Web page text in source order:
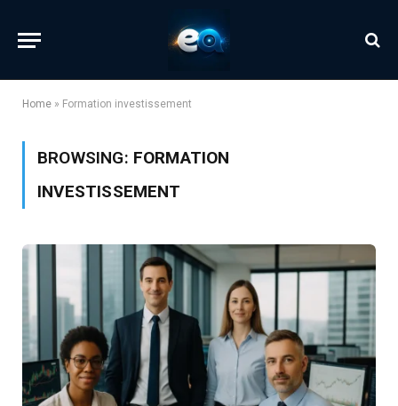
Home » Formation investissement
BROWSING: FORMATION
INVESTISSEMENT